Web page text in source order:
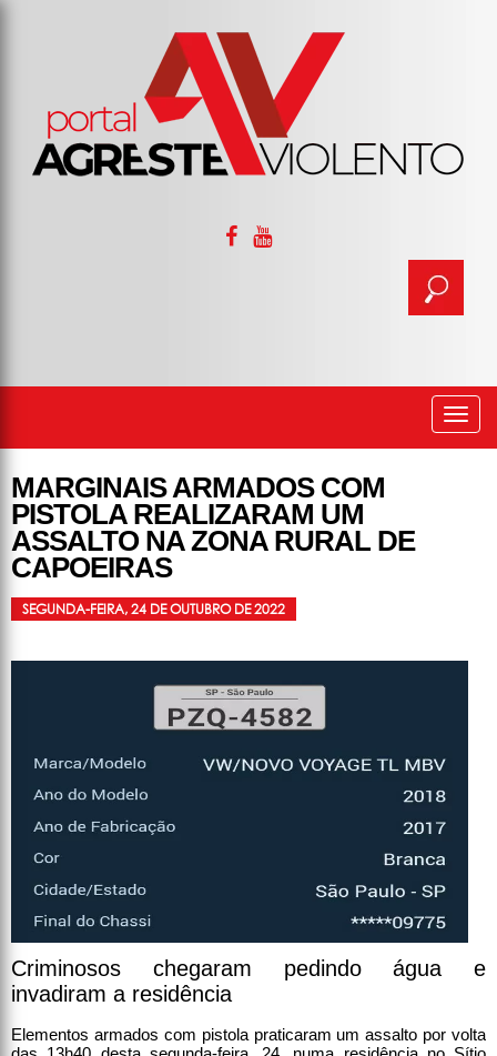
MARGINAIS ARMADOS COM
PISTOLA REALIZARAM UM
ASSALTO NA ZONA RURAL DE
CAPOEIRAS
SEGUNDA-FEIRA, 24 DE OUTUBRO DE 2022
Criminosos chegaram pedindo água e
invadiram a residência
Elementos armados com pistola praticaram um assalto por volta